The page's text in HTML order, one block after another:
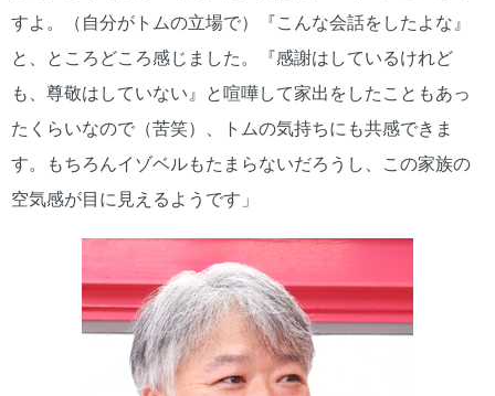
すよ。（自分がトムの立場で）『こんな会話をしたよな』
と、ところどころ感じました。『感謝はしているけれど
も、尊敬はしていない』と喧嘩して家出をしたこともあっ
たくらいなので（苦笑）、トムの気持ちにも共感できま
す。もちろんイゾベルもたまらないだろうし、この家族の
空気感が目に見えるようです」